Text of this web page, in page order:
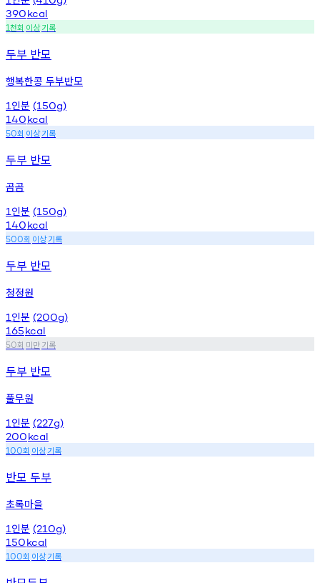
390kcal
1천회 이상기록
두부 반모
행복한콩 두부반모
1 인분 (150g)
140kcal
50회 이상기록
두부 반모
곰곰
1 인분 (150g)
140kcal
500회 이상기록
두부 반모
청정원
1 인분 (200g)
165kcal
50회 미만기록
두부 반모
풀무원
1 인분 (227g)
200kcal
100회 이상기록
반모 두부
초록마을
1 인분 (210g)
150kcal
100회 이상기록